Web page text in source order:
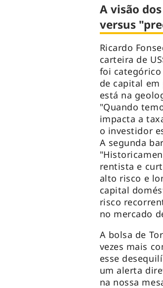
A visão
versus
Ricardo
carteira de
foi
de capital
está na
"Quando
impacta a
o investidor
A segunda
rentista e
alto risco e
capital
risco
no mercado
A bolsa de
vezes mais
esse
um alerta
na nossa